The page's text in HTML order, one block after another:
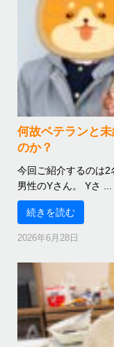
何故ベテランと
のか？
今回ご紹介するのは
男性のYさん。 Yさ ...
続きを読む
2026年6月28日